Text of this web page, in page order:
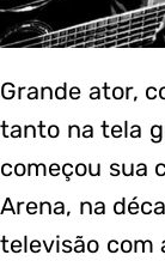
Grande ator,
tanto na tela
começou sua
Arena, na
televisão com